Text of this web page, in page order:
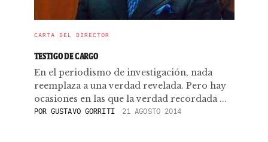
CARTA DEL DIRECTOR
TESTIGO DE CARGO
En el periodismo de investigación, nada
reemplaza a una verdad revelada. Pero hay
ocasiones en las que la verdad recordada ...
POR GUSTAVO GORRITI 21 AGOSTO 2014